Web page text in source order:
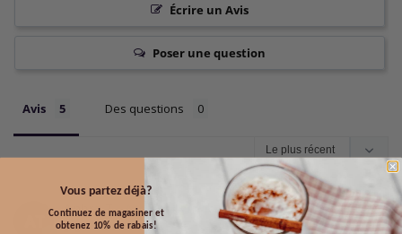
Écrire un Avis
Poser une question
Avis Des questions
04/01/2026
Aphra T.
Canada
Vous partez déjà?
Continuez de magasiner et
obtenez 10% de rabais!